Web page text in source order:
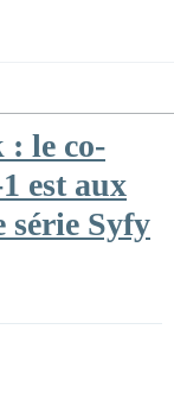
: le co-
est aux
série Syfy